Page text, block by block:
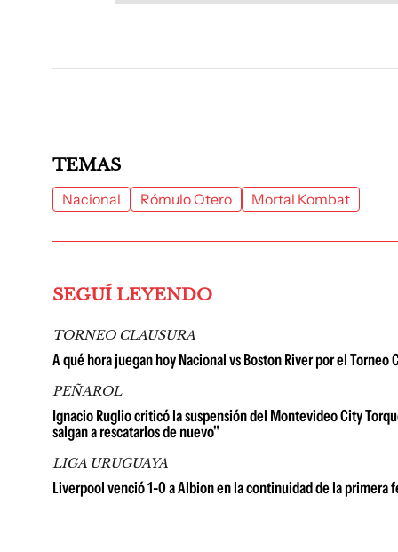
TEMAS
Nacional Rómulo Otero Mortal Kombat
SEGUÍ LEYENDO
TORNEO CLAUSURA
A qué hora juegan hoy Nacional vs Boston River por el Torneo
PEÑAROL
Ignacio Ruglio criticó la suspensión del Montevideo City
salgan a rescatarlos de nuevo"
LIGA URUGUAYA
Liverpool venció 1-0 a Albion en la continuidad de la primera